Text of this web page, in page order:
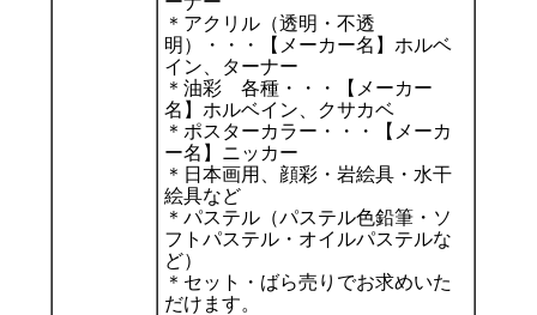
＊アクリル（透明・不透
明）・・・【メーカー名】ホルベ
イン、ターナー
＊油彩 各種・・・【メーカー
名】ホルベイン、クサカベ
＊ポスターカラー・・・【メーカ
ー名】ニッカー
＊日本画用、顔彩・岩絵具・水干
絵具など
＊パステル（パステル色鉛筆・ソ
フトパステル・オイルパステルな
ど）
＊セット・ばら売りでお求めいた
だけます。